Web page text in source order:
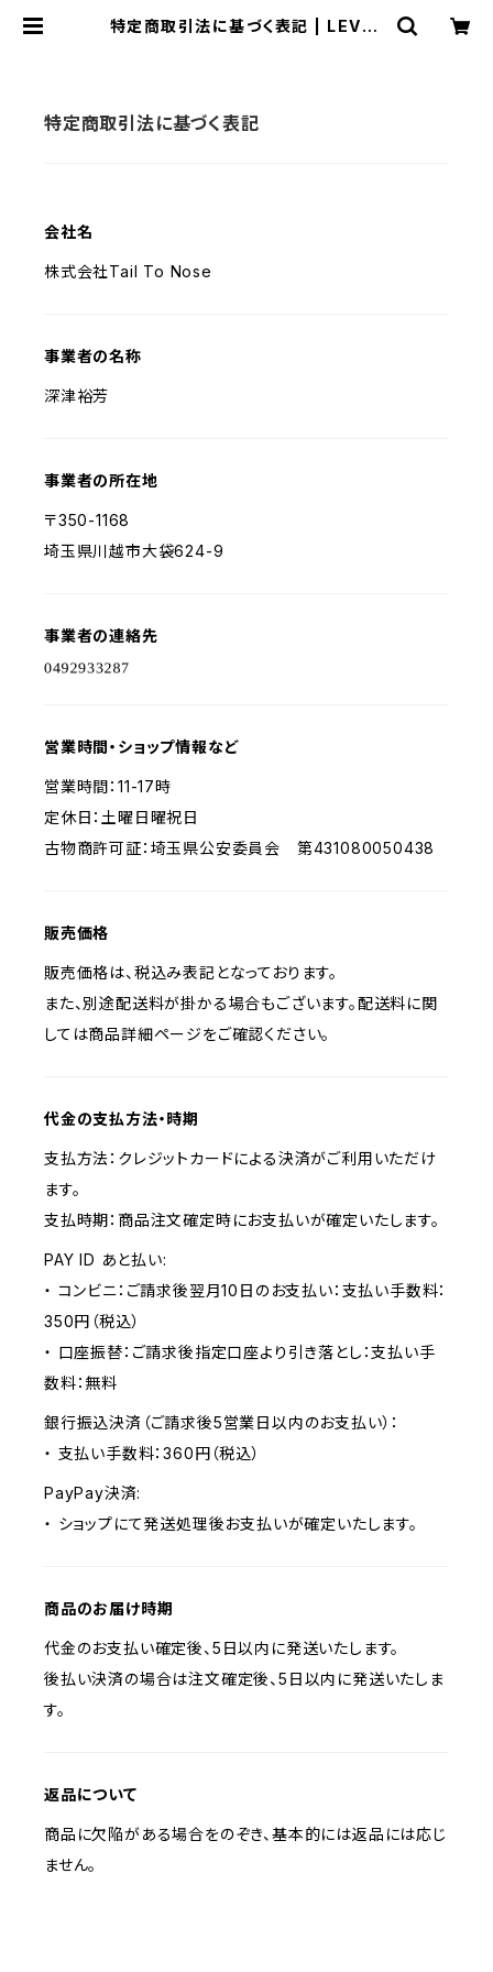
特定商取引法に基づく表記 | LEVEL
特定商取引法に基づく表記
会社名
株式会社Tail To Nose
事業者の名称
深津裕芳
事業者の所在地
〒350-1168
埼玉県川越市大袋624-9
事業者の連絡先
営業時間・ショップ情報など
営業時間：11-17時
定休日：土曜日曜祝日
古物商許可証：埼玉県公安委員会 第431080050438
販売価格
販売価格は、税込み表記となっております。
また、別途配送料が掛かる場合もございます。配送料に関
しては商品詳細ページをご確認ください。
代金の支払方法・時期
支払方法：クレジットカードによる決済がご利用いただけ
ます。
支払時期：商品注文確定時にお支払いが確定いたします。
PAY ID あと払い:
・ コンビニ：ご請求後翌月10日のお支払い：支払い手数料：
350円（税込）
・ 口座振替：ご請求後指定口座より引き落とし：支払い手
数料：無料
銀行振込決済（ご請求後5営業日以内のお支払い）：
・ 支払い手数料：360円（税込）
PayPay決済:
・ ショップにて発送処理後お支払いが確定いたします。
商品のお届け時期
代金のお支払い確定後、5日以内に発送いたします。
後払い決済の場合は注文確定後、5日以内に発送いたしま
す。
返品について
商品に欠陥がある場合をのぞき、基本的には返品には応じ
ません。